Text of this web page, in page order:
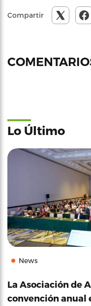
Compartir
Lo Último
News
La Asociación de
convención anual